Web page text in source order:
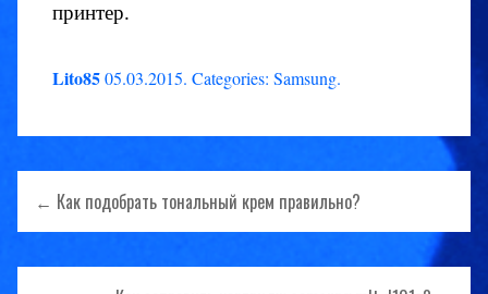
принтер.
Lito8505.03.2015. Categories: Samsung.
Навигация
по
записям
← Как подобрать тональный крем правильно?